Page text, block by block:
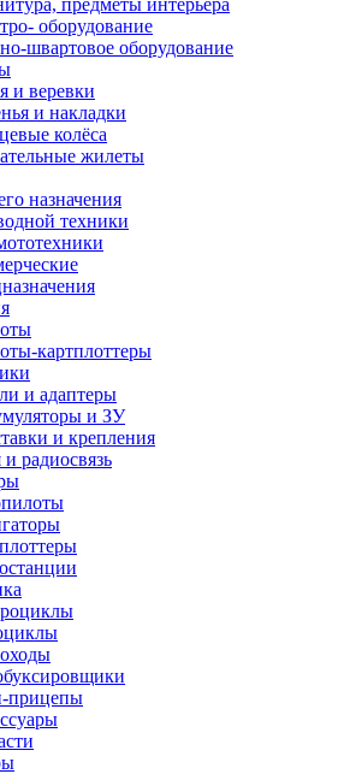
предметы интерьера
оборудование
швартовое оборудование
и веревки
и накладки
колёса
жилеты
назначения
техники
картплоттеры
и адаптеры
и ЗУ
и крепления
радиосвязь
прицепы